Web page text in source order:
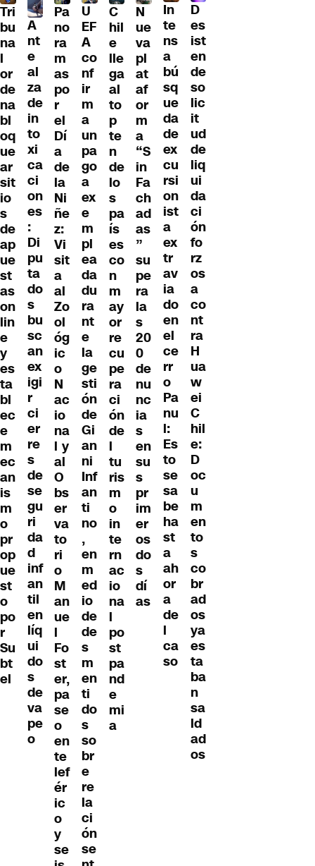
Tri
bu
na
l
or
de
na
bl
oq
ue
ar
sit
io
s
de
ap
ue
st
as
on
lin
e
y
es
ta
bl
ec
e
m
ec
an
is
m
o
pr
op
ue
st
o
po
r
Su
bt
el
A
nt
e
al
za
de
in
to
xi
ca
ci
on
es
:
Di
pu
ta
do
s
bu
sc
an
ex
igi
r
ci
er
re
s
de
se
gu
ri
da
d
inf
an
til
en
líq
ui
do
s
de
va
pe
o
Pa
no
ra
m
as
po
r
el
Dí
a
de
la
Ni
ñe
z:
Vi
sit
a
al
Zo
ol
óg
ic
o
N
ac
io
na
l y
al
O
bs
er
va
to
ri
o
M
an
ue
l
Fo
st
er,
pa
se
o
en
te
lef
ér
ic
o
y
se
U
EF
A
co
nf
ir
m
a
un
pa
go
a
ex
e
m
pl
ea
da
du
ra
nt
e
la
ge
sti
ón
de
Gi
an
ni
Inf
an
ti
no
,
en
m
ed
io
de
de
s
m
en
ti
do
s
so
br
e
re
la
ci
ón
se
C
hil
e
lle
ga
al
to
p
te
n
de
lo
s
pa
ís
es
co
n
m
ay
or
re
cu
pe
ra
ci
ón
de
l
tu
ris
m
o
in
te
rn
ac
io
na
l
po
st
pa
nd
e
mi
a
N
ue
va
pl
at
af
or
m
a
“S
in
Fa
ch
ad
as
”
su
pe
ra
la
s
20
0
de
nu
nc
ia
s
en
su
s
pr
im
er
os
do
s
dí
as
In
te
ns
a
bú
sq
ue
da
de
ex
cu
rsi
on
ist
a
ex
tr
av
ia
do
en
el
ce
rr
o
Pa
nu
l:
Es
to
se
sa
be
ha
st
a
ah
or
a
de
l
ca
so
D
es
ist
en
de
so
lic
it
ud
de
liq
ui
da
ci
ón
fo
rz
os
a
co
nt
ra
H
ua
w
ei
C
hil
e:
D
oc
u
m
en
to
s
co
br
ad
os
ya
es
ta
ba
n
sa
ld
ad
os